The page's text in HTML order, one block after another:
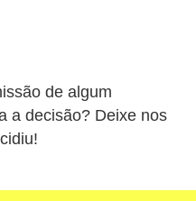
de algum
a decisão? Deixe nos